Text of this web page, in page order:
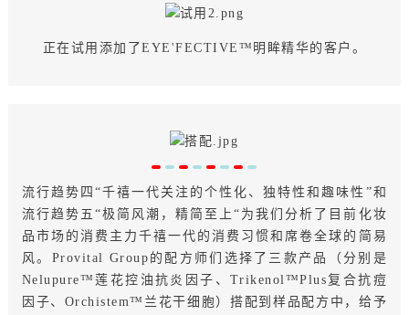
正在试用添加了EYE'FECTIVE™明眸精华的客户。
流行趋势四“千禧一代关注的个性化、独特性和趣味性”和
流行趋势五“极简风潮，精简至上“为我们分析了目前化妆
品市场的消费主力千禧一代的消费习惯和席卷全球的简易
风。Provital Group的配方师们选择了三款产品（分别是
Nelupure™莲花控油抗炎因子、Trikenol™Plus复合抗痘
因子、Orchistem™兰花干细胞）搭配到样品配方中，给予